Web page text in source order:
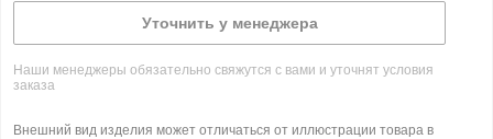
Уточнить у менеджера
Наши менеджеры обязательно свяжутся с вами и уточнят условия
заказа
Внешний вид изделия может отличаться от иллюстрации товара в